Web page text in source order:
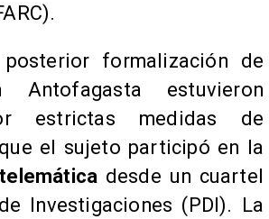
formalización de
Antofagasta estuvieron
estrictas medidas de
el sujeto participó en la
desde un cuartel
Investigaciones (PDI). La